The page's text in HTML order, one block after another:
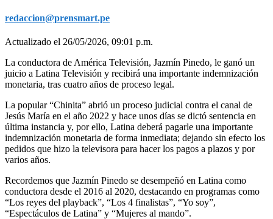
redaccion@prensmart.pe
Actualizado el 26/05/2026, 09:01 p.m.
La conductora de América Televisión, Jazmín Pinedo, le ganó un
juicio a Latina Televisión y recibirá una importante indemnización
monetaria, tras cuatro años de proceso legal.
La popular “Chinita” abrió un proceso judicial contra el canal de
Jesús María en el año 2022 y hace unos días se dictó sentencia en
última instancia y, por ello, Latina deberá pagarle una importante
indemnización monetaria de forma inmediata; dejando sin efecto los
pedidos que hizo la televisora para hacer los pagos a plazos y por
varios años.
Recordemos que Jazmín Pinedo se desempeñó en Latina como
conductora desde el 2016 al 2020, destacando en programas como
“Los reyes del playback”, “Los 4 finalistas”, “Yo soy”,
“Espectáculos de Latina” y “Mujeres al mando”.